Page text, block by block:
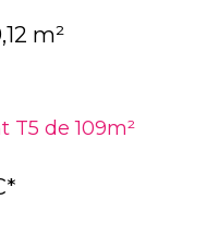
m²
T5 de 109m²